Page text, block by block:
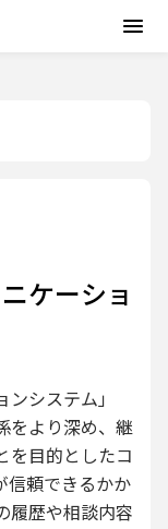
ケーショ
システム」
をより深め、継
を目的としたコ
信頼できるかか
履歴や相談内容